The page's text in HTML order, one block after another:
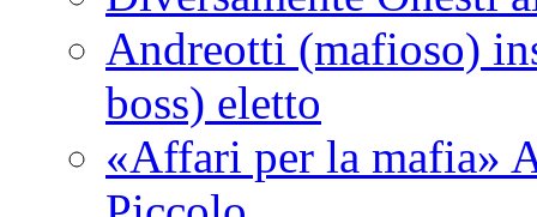
Andreotti (mafioso)
boss) eletto
«Affari per la mafia»